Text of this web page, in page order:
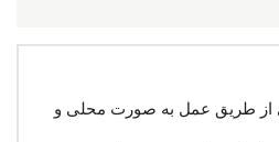
از طریق عمل به صورت محلی و